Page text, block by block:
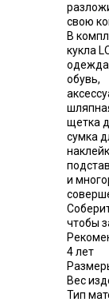
свою
В
кукла
обувь,
щетка
сумка
и
чтобы
4 лет
Вес
Тип